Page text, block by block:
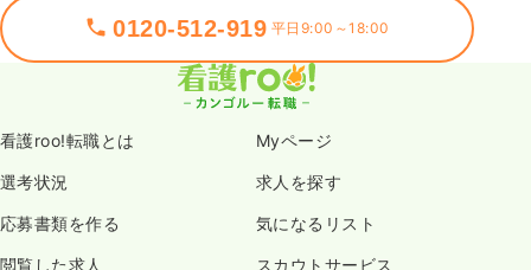
0120-512-919 平日9:00～18:00
看護roo!転職とは Myページ
選考状況 求人を探す
応募書類を作る 気になるリスト
閲覧した求人 スカウトサービス